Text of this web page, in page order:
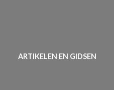
ARTIKELEN EN GIDSEN